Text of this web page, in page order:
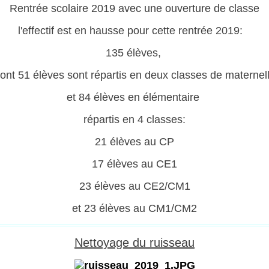
Rentrée scolaire 2019 avec une ouverture de classe
l'effectif est en hausse pour cette rentrée 2019:
135 élèves,
51 élèves sont répartis en deux classes de
et 84 élèves en élémentaire
répartis en 4 classes:
21 élèves au CP
17 élèves au CE1
23 élèves au CE2/CM1
et 23 élèves au CM1/CM2
Nettoyage du ruisseau